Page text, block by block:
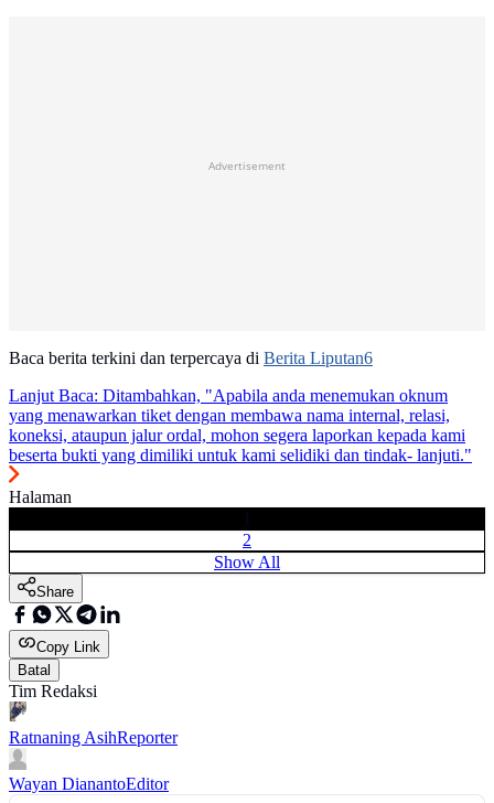
Advertisement
Baca berita terkini dan terpercaya di Berita Liputan6
Lanjut Baca: Ditambahkan, "Apabila anda menemukan oknum
yang menawarkan tiket dengan membawa nama internal, relasi,
koneksi, ataupun jalur ordal, mohon segera laporkan kepada kami
beserta bukti yang dimiliki untuk kami selidiki dan tindak- lanjuti."
Halaman
2
Show All
Share
Copy Link
Batal
Tim Redaksi
Ratnaning AsihReporter
Wayan DianantoEditor